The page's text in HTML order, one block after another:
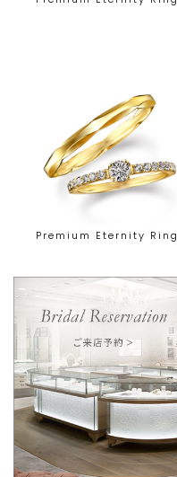
Premium Eternity Ring